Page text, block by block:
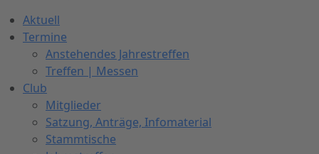
Aktuell
Termine
Anstehendes Jahrestreffen
Treffen | Messen
Club
Mitglieder
Satzung, Anträge, Infomaterial
Stammtische